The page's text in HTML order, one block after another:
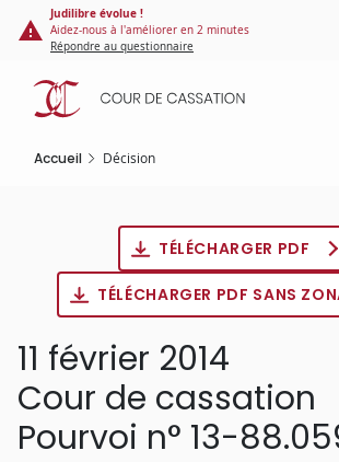
Panneau de gestion des cookies
contenu
principal
Judilibre évolue !
Aidez-nous à l'améliorer en 2 minutes
Répondre au questionnaire
Accueil Décision
TÉLÉCHARGER PDF
TÉLÉCHARGER PDF SANS
11 février 2014
Cour de cassation
Pourvoi n° 13-